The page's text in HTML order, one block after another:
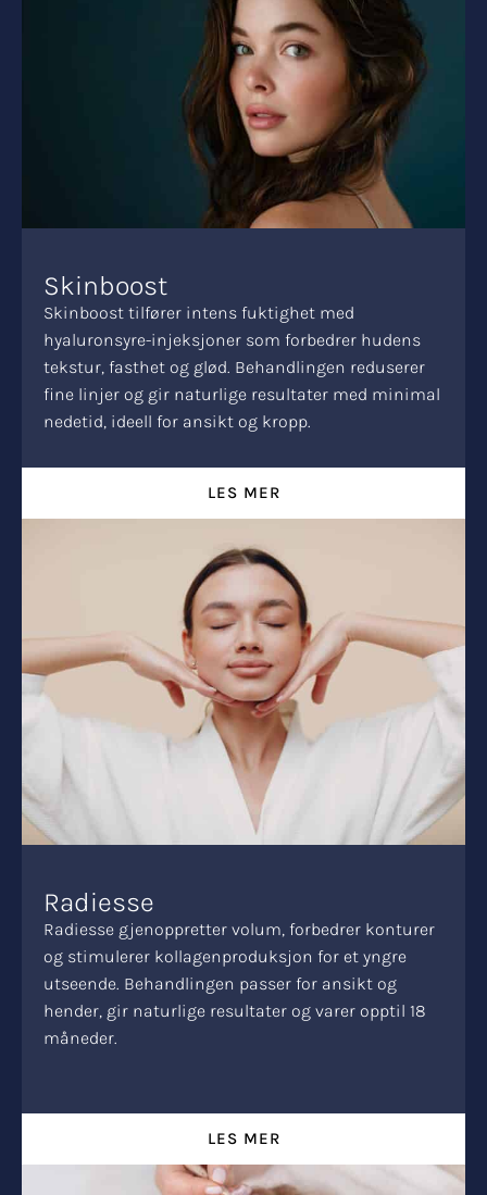
Skinboost
Skinboost tilfører intens fuktighet med
hyaluronsyre-injeksjoner som forbedrer hudens
tekstur, fasthet og glød. Behandlingen reduserer
fine linjer og gir naturlige resultater med minimal
nedetid, ideell for ansikt og kropp.
LES MER
Radiesse
Radiesse gjenoppretter volum, forbedrer konturer
og stimulerer kollagenproduksjon for et yngre
utseende. Behandlingen passer for ansikt og
hender, gir naturlige resultater og varer opptil 18
måneder.
LES MER